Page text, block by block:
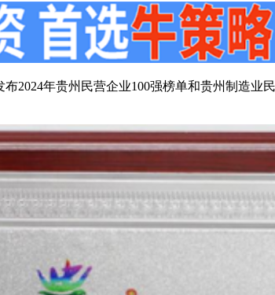
2024年贵州民营企业100强榜单和贵州制造